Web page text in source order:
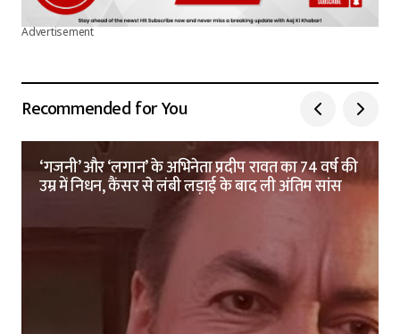
Advertisement
Recommended for You
‘गजनी’ और ‘लगान’ के अभिनेता प्रदीप रावत का 74 वर्ष की
उम्र में निधन, कैंसर से लंबी लड़ाई के बाद ली अंतिम सांस